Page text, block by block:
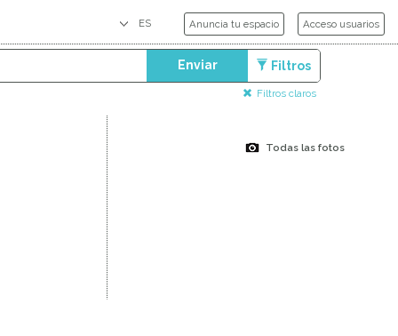
Anuncia tu espacio Acceso usuarios
Enviar Filtros
Filtros claros
Todas las fotos